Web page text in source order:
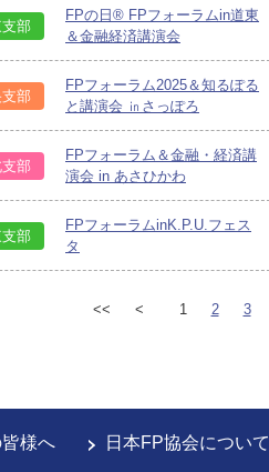
部
FPの日® FPフォーラムin道東
＆金融経済講演会
部
FPフォーラム2025＆知るぽる
と講演会 ㏌さっぽろ
部
FPフォーラム＆金融・経済講
演会 in あさひかわ
部
FPフォーラムinK.P.U.フェス
タ
<< < 1 2 3
様へ 日本FP協会について